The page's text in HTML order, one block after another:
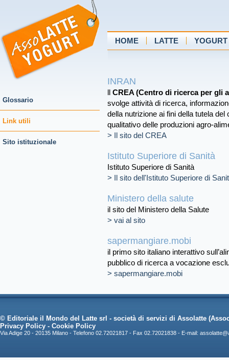
Glossario
Link utili
Sito istituzionale
HOME LATTE YOGURT
INRAN
ll CREA (Centro di ricerca per gli
svolge attività di ricerca,
della nutrizione ai fini della tutela
qualitativo delle produzioni agro-
> Il sito del CREA
Istituto Superiore di Sanità
Istituto Superiore di Sanità
> Il sito dell'Istituto Superiore di
Ministero della salute
il sito del Ministero della Salute
> vai al sito
sapermangiare.mobi
il primo sito italiano interattivo
pubblico di ricerca a vocazione
> sapermangiare.mobi
© Editoriale il Mondo del Latte srl - società di servizi di Assolatte
Privacy Policy - Cookie Policy
Via Adige 20 - 20135 Milano - Telefono 02.72021817 - Fax 02.72021838 - E-mail: